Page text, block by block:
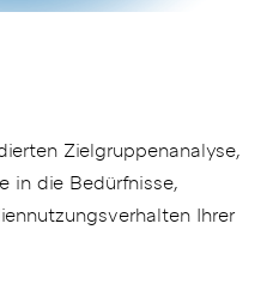
Zielgruppenanalyse,
in die Bedürfnisse,
Ihrer